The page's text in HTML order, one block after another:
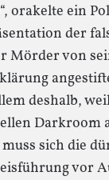
orakelte ein
der
Mörder von
deshalb,
Darkroom
sich die
vor